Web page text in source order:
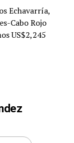
Echavarría,
Cabo Rojo
US$2,245